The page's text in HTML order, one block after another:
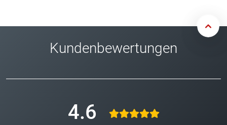
Kundenbewertungen
4.6